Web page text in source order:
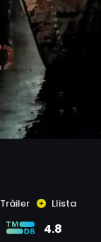
Tràiler Llista
4.8